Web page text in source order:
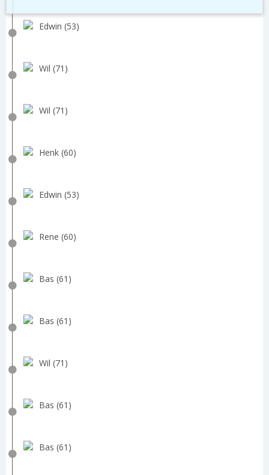
Edwin (53)
Wil (71)
Wil (71)
Henk (60)
Edwin (53)
Rene (60)
Bas (61)
Bas (61)
Wil (71)
Bas (61)
Bas (61)